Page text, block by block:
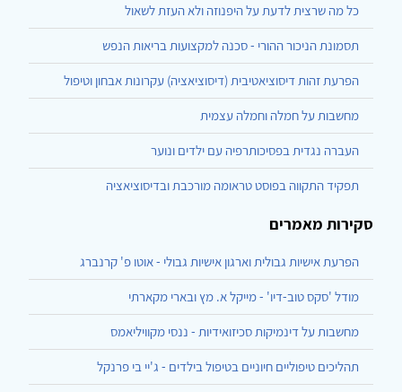
כל מה שרצית לדעת על היפנוזה ולא העזת לשאול
תסמונת הניכור ההורי - סכנה למקצועות בריאות הנפש
הפרעת זהות דיסוציאטיבית (דיסוציאציה) עקרונות אבחון וטיפול
מחשבות על חמלה וחמלה עצמית
העברה נגדית בפסיכותרפיה עם ילדים ונוער
תפקיד התקווה בפוסט טראומה מורכבת ובדיסוציאציה
סקירות מאמרים
הפרעת אישיות גבולית וארגון אישיות גבולי - אוטו פ' קרנברג
מודל 'סקס טוב-דיו' - מייקל א. מץ ובארי מקארתי
מחשבות על דינמיקות סכיזואידיות - ננסי מקוויליאמס
תהליכים טיפוליים חיוניים בטיפול בילדים - ג'יי בי פרנקל